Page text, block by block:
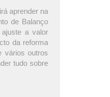
aprender na
de Balanço
a valor
da reforma
vários outros
tudo sobre